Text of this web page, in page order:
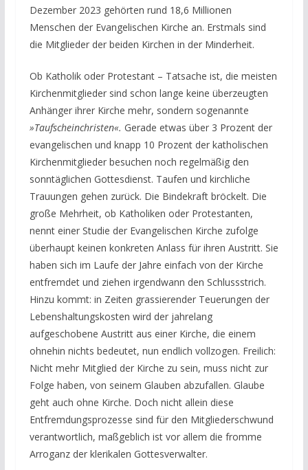
Dezember 2023 gehörten rund 18,6 Millionen
Menschen der Evangelischen Kirche an. Erstmals sind
die Mitglieder der beiden Kirchen in der Minderheit.
Ob Katholik oder Protestant – Tatsache ist, die meisten
Kirchenmitglieder sind schon lange keine überzeugten
Anhänger ihrer Kirche mehr, sondern sogenannte
»Taufscheinchristen«. Gerade etwas über 3 Prozent der
evangelischen und knapp 10 Prozent der katholischen
Kirchenmitglieder besuchen noch regelmäßig den
sonntäglichen Gottesdienst. Taufen und kirchliche
Trauungen gehen zurück. Die Bindekraft bröckelt. Die
große Mehrheit, ob Katholiken oder Protestanten,
nennt einer Studie der Evangelischen Kirche zufolge
überhaupt keinen konkreten Anlass für ihren Austritt. Sie
haben sich im Laufe der Jahre einfach von der Kirche
entfremdet und ziehen irgendwann den Schlussstrich.
Hinzu kommt: in Zeiten grassierender Teuerungen der
Lebenshaltungskosten wird der jahrelang
aufgeschobene Austritt aus einer Kirche, die einem
ohnehin nichts bedeutet, nun endlich vollzogen. Freilich:
Nicht mehr Mitglied der Kirche zu sein, muss nicht zur
Folge haben, von seinem Glauben abzufallen. Glaube
geht auch ohne Kirche. Doch nicht allein diese
Entfremdungsprozesse sind für den Mitgliederschwund
verantwortlich, maßgeblich ist vor allem die fromme
Arroganz der klerikalen Gottesverwalter.